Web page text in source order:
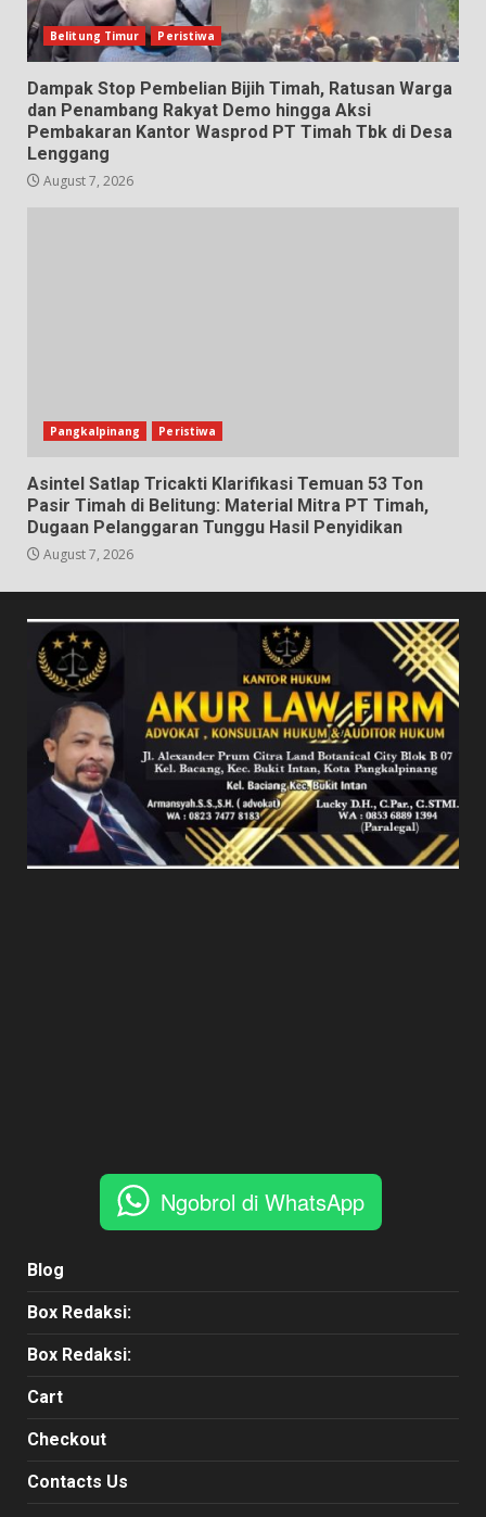
Belitung Timur Peristiwa
Dampak Stop Pembelian Bijih Timah, Ratusan Warga
dan Penambang Rakyat Demo hingga Aksi
Pembakaran Kantor Wasprod PT Timah Tbk di Desa
Lenggang
August 7, 2026
Pangkalpinang Peristiwa
Asintel Satlap Tricakti Klarifikasi Temuan 53 Ton
Pasir Timah di Belitung: Material Mitra PT Timah,
Dugaan Pelanggaran Tunggu Hasil Penyidikan
August 7, 2026
Ngobrol di WhatsApp
Blog
Box Redaksi:
Box Redaksi:
Cart
Checkout
Contacts Us